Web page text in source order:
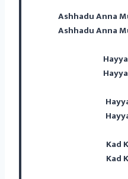
Ashhadu Anna
Ashhadu Anna
Kad
Kad